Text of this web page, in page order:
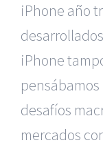
iPhone año
iPhone
desafíos
mercados